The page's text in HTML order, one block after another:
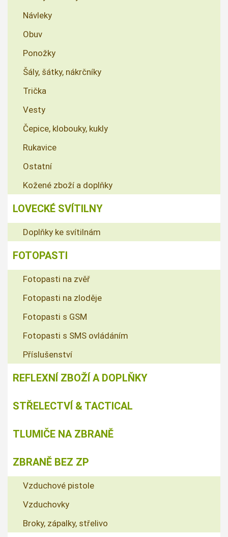
Návleky
Obuv
Ponožky
Šály, šátky, nákrčníky
Trička
Vesty
Čepice, klobouky, kukly
Rukavice
Ostatní
Kožené zboží a doplňky
LOVECKÉ SVÍTILNY
Doplňky ke svítilnám
FOTOPASTI
Fotopasti na zvěř
Fotopasti na zloděje
Fotopasti s GSM
Fotopasti s SMS ovládáním
Příslušenství
REFLEXNÍ ZBOŽÍ A DOPLŇKY
STŘELECTVÍ & TACTICAL
TLUMIČE NA ZBRANĚ
ZBRANĚ BEZ ZP
Vzduchové pistole
Vzduchovky
Broky, zápalky, střelivo